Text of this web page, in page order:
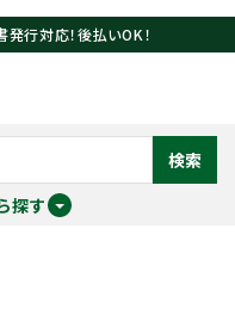
発行対応！後払いOK！
検索
探す